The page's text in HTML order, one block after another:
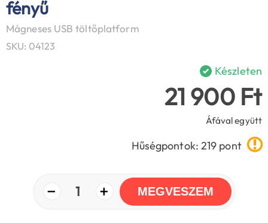
fényű
Mágneses USB töltőplatform
SKU: 04123
Készleten
21 900 Ft
Áfával együtt
Hűségpontok: 219 pont
− 1 + MEGVESZEM